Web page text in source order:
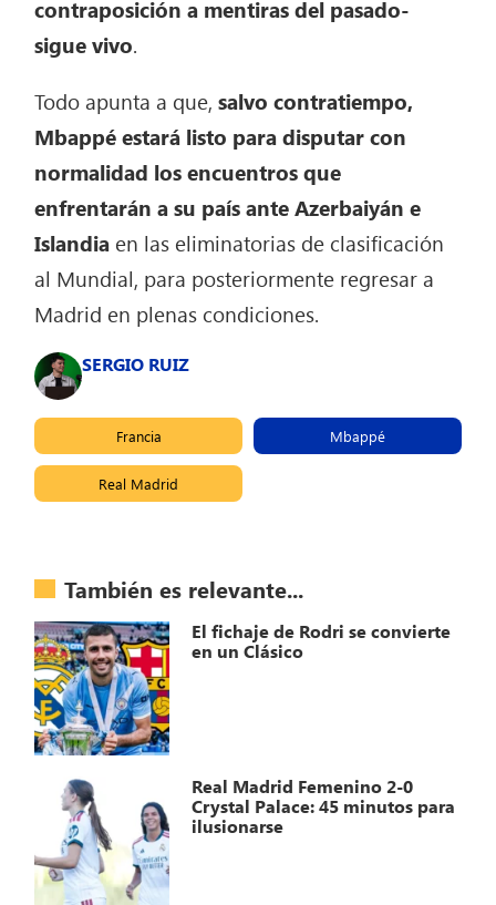
contraposición a mentiras del pasado-
sigue vivo.
Todo apunta a que,salvo contratiempo,
Mbappé estará listo para disputar con
normalidad los encuentros que
enfrentarán a su país ante Azerbaiyán e
Islandia en las eliminatorias de clasificación
al Mundial, para posteriormente regresar a
Madrid en plenas condiciones.
SERGIO RUIZ
Francia Mbappé
Real Madrid
También es relevante...
El fichaje de Rodri se convierte
en un Clásico
Real Madrid Femenino 2-0
Crystal Palace: 45 minutos para
ilusionarse